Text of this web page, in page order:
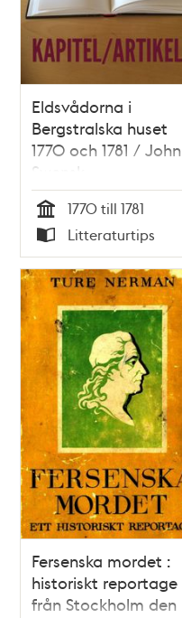
Eldsvådorna i
Bergstralska huset
1770 och 1781 / John
Swensk
Tid
1770 till 1781
Typ
Litteraturtips
Fersenska mordet :
historiskt reportage
från Stockholm den